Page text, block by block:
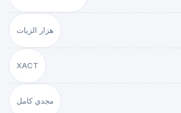
هزار الزيات
XACT
مجدي كامل